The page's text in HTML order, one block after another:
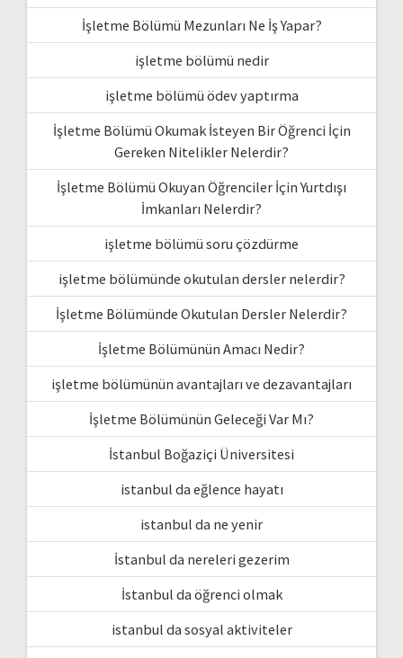
İşletme Bölümü Mezunları Ne İş Yapar?
işletme bölümü nedir
işletme bölümü ödev yaptırma
İşletme Bölümü Okumak İsteyen Bir Öğrenci İçin
Gereken Nitelikler Nelerdir?
İşletme Bölümü Okuyan Öğrenciler İçin Yurtdışı
İmkanları Nelerdir?
işletme bölümü soru çözdürme
işletme bölümünde okutulan dersler nelerdir?
İşletme Bölümünde Okutulan Dersler Nelerdir?
İşletme Bölümünün Amacı Nedir?
işletme bölümünün avantajları ve dezavantajları
İşletme Bölümünün Geleceği Var Mı?
İstanbul Boğaziçi Üniversitesi
istanbul da eğlence hayatı
istanbul da ne yenir
İstanbul da nereleri gezerim
İstanbul da öğrenci olmak
istanbul da sosyal aktiviteler